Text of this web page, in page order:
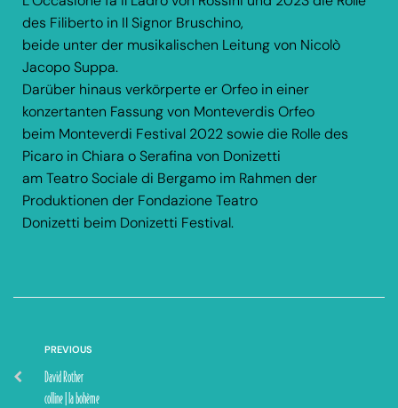
des Filiberto in Il Signor Bruschino,
beide unter der musikalischen Leitung von Nicolò
Jacopo Suppa.
Darüber hinaus verkörperte er Orfeo in einer
konzertanten Fassung von Monteverdis Orfeo
beim Monteverdi Festival 2022 sowie die Rolle des
Picaro in Chiara o Serafina von Donizetti
am Teatro Sociale di Bergamo im Rahmen der
Produktionen der Fondazione Teatro
Donizetti beim Donizetti Festival.
PREVIOUS
David Rother
colline | la bohème